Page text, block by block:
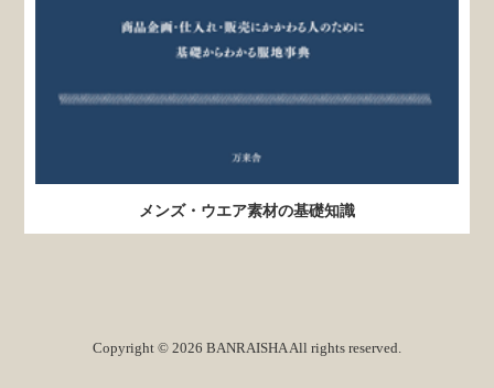
メンズ・ウエア素材の基礎知識
Copyright © 2026 BANRAISHA All rights reserved.